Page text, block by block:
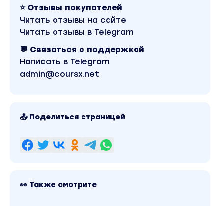
⭐ Отзывы покупателей
Читать отзывы на сайте
Читать отзывы в Telegram
💬 Связаться с поддержкой
Написать в Telegram
admin@coursx.net
📤 Поделиться страницей
👀 Также смотрите